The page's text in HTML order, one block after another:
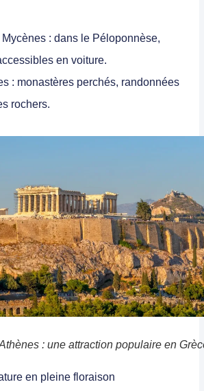
: dans le Péloponnèse,
en voiture.
: monastères perchés, randonnées
rochers.
: une attraction populaire en
en pleine floraison